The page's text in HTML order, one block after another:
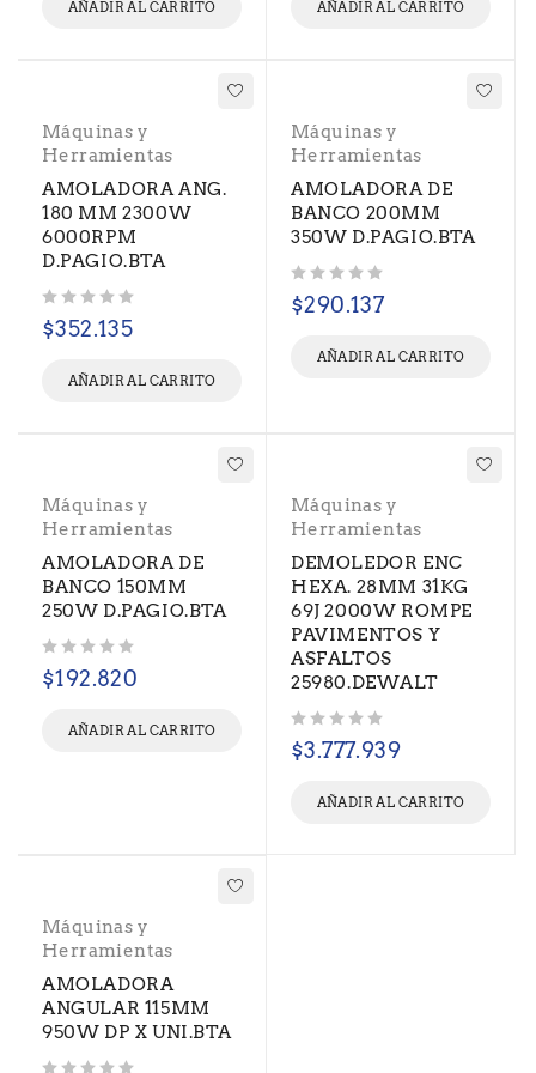
AÑADIR AL CARRITO AÑADIR AL CARRITO
Máquinas y
Herramientas
AMOLADORA ANG.
180 MM 2300W
6000RPM
D.PAGIO.BTA
$352.135
AÑADIR AL CARRITO
Máquinas y
Herramientas
AMOLADORA DE
BANCO 200MM
350W D.PAGIO.BTA
$290.137
AÑADIR AL CARRITO
Máquinas y
Herramientas
AMOLADORA DE
BANCO 150MM
250W D.PAGIO.BTA
$192.820
AÑADIR AL CARRITO
Máquinas y
Herramientas
DEMOLEDOR ENC
HEXA. 28MM 31KG
69J 2000W ROMPE
PAVIMENTOS Y
ASFALTOS
25980.DEWALT
$3.777.939
AÑADIR AL CARRITO
Máquinas y
Herramientas
AMOLADORA
ANGULAR 115MM
950W DP X UNI.BTA